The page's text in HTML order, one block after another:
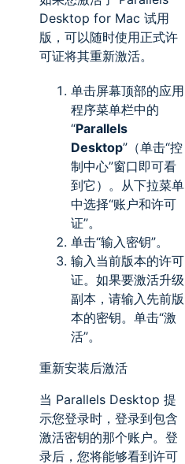
Desktop for Mac 试用
版，可以随时使用正式许
可证将其重新激活。
单击屏幕顶部的应用
程序菜单栏中的
“Parallels
Desktop”（单击“控
制中心”窗口即可看
到它）。从下拉菜单
中选择“账户和许可
证”。
单击“输入密钥”。
输入当前版本的许可
证。如果要激活升级
副本，请输入先前版
本的密钥。单击“激
活”。
重新安装后激活
当 Parallels Desktop 提
示您登录时，登录到包含
激活密钥的那个账户。登
录后，您将能够看到许可